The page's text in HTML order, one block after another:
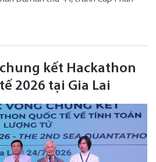
chung kết Hackathon
2026 tại Gia Lai